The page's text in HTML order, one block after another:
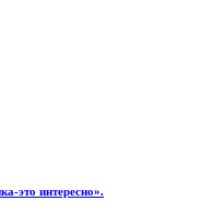
это интересно».